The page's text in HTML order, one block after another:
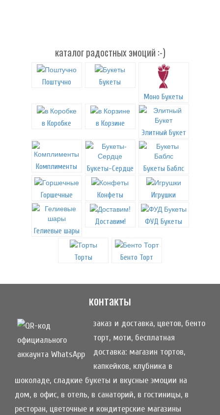
каталог радостных эмоций :-)
Поштучно
Букеты
Моно Букеты
в Коробке
в Корзине
Элитный Букет
Комплименты Букеты-Сердце Букеты Баблс
Горшечные Конфеты Игрушки
Гелиевые шары
Доставим! ФУД Букеты
Торты Бенто Торт
контакты
заказ и доставка, цветов, бенто
торт, моти, бесплатная
доставка: магазин тортов,
капкейков, клубника в
шоколаде, сладкие букеты и вкусные эмоции на
дом, в офис, в отель, в санаторий, в гостиницы, в
ресторан, цветочные и кондитерские магазины